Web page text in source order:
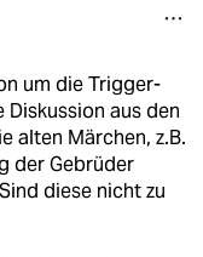
um die Trigger-
Diskussion aus den
alten Märchen, z.B.
der Gebrüder
diese nicht zu